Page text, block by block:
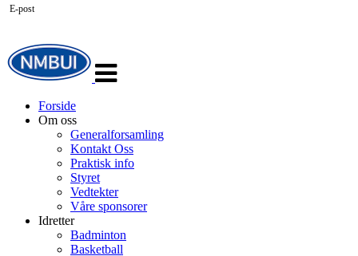
navigasjon
Forside
Om oss
Generalforsamling
Kontakt Oss
Praktisk info
Styret
Vedtekter
Våre sponsorer
Idretter
Badminton
Basketball
E-post